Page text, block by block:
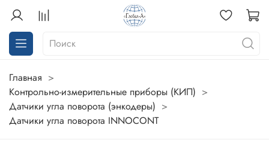
Главная
Контрольно-измерительные приборы (КИП)
Датчики угла поворота (энкодеры)
Датчики угла поворота INNOCONT